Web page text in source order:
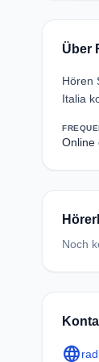
Über
Hören
Italia
Online
Noch
language